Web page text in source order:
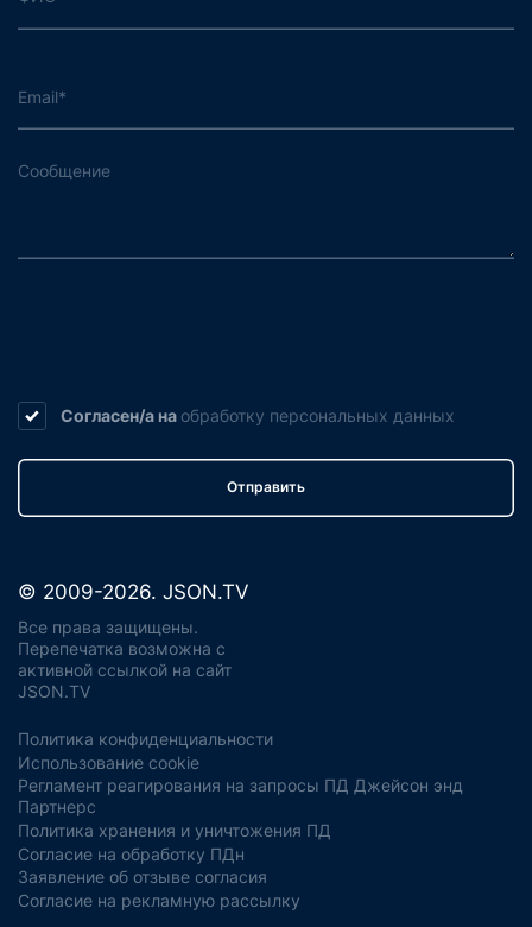
Согласен/а на обработку персональных данных
Отправить
© 2009-2026. JSON.TV
Все права защищены.
Перепечатка возможна с
активной ссылкой на сайт
JSON.TV
Политика конфиденциальности
Использование cookie
Регламент реагирования на запросы ПД Джейсон энд
Партнерс
Политика хранения и уничтожения ПД
Согласие на обработку ПДн
Заявление об отзыве согласия
Согласие на рекламную рассылку